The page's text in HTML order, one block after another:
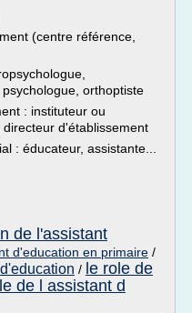
(centre référence,
orthoptiste
: instituteur ou
d'établissement
: éducateur, assistante...
de l'assistant
d'education en primaire /
/ le role de
de l assistant d